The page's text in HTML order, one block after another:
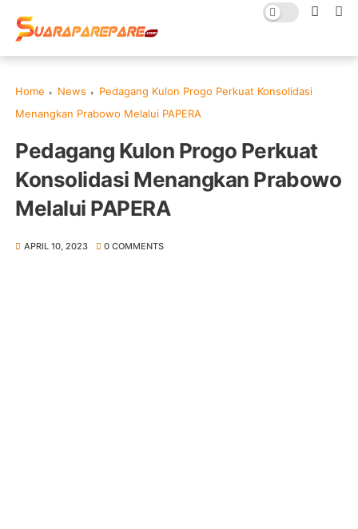
Home News
Pedagang Kulon Progo Perkuat Konsolidasi
Menangkan Prabowo Melalui PAPERA
Pedagang Kulon Progo Perkuat
Konsolidasi Menangkan Prabowo
Melalui PAPERA
APRIL 10, 2023 0 COMMENTS